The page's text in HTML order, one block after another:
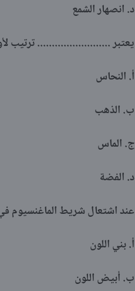
د. انصهار الشمع
يعتبر ......................... ترتيب
أ. النحاس
ب. الذهب
ج. الماس
د. الفضة
عند اشتعال شريط الماغنسيوم
أ. بني اللون
ب. أبيض اللون